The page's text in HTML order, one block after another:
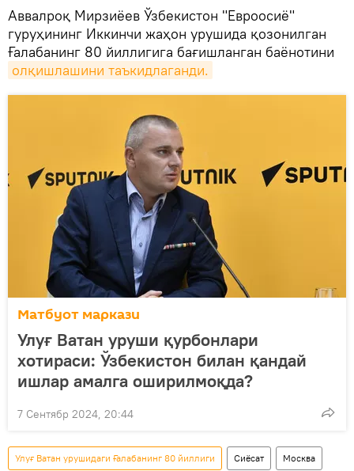
Аввалроқ Мирзиёев Ўзбекистон "Евроосиё"
гуруҳининг Иккинчи жаҳон урушида қозонилган
Ғалабанинг 80 йиллигига бағишланган баёнотини
олқишлашини таъкидлаганди.
Матбуот маркази
Улуғ Ватан уруши қурбонлари
хотираси: Ўзбекистон билан қандай
ишлар амалга оширилмоқда?
7 Сентябр 2024, 20:44
Улуғ Ватан урушидаги Ғалабанинг 80 йиллиги Сиёсат Москва